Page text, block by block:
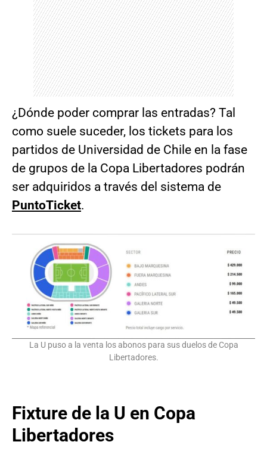
¿Dónde poder comprar las entradas? Tal
como suele suceder, los tickets para los
partidos de Universidad de Chile en la fase
de grupos de la Copa Libertadores podrán
ser adquiridos a través del sistema de
PuntoTicket.
La U puso a la venta los abonos para sus duelos de Copa
Libertadores.
Fixture de la U en Copa
Libertadores